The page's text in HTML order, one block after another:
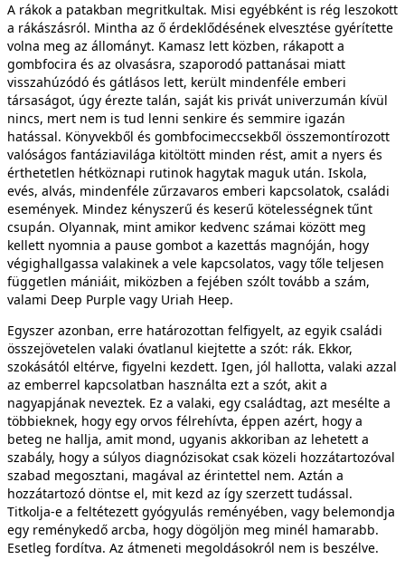
A rákok a patakban megritkultak. Misi egyébként is rég leszokott
a rákászásról. Mintha az ő érdeklődésének elvesztése gyérítette
volna meg az állományt. Kamasz lett közben, rákapott a
gombfocira és az olvasásra, szaporodó pattanásai miatt
visszahúzódó és gátlásos lett, került mindenféle emberi
társaságot, úgy érezte talán, saját kis privát univerzumán kívül
nincs, mert nem is tud lenni senkire és semmire igazán
hatással. Könyvekből és gombfocimeccsekből összemontírozott
valóságos fantáziavilága kitöltött minden rést, amit a nyers és
érthetetlen hétköznapi rutinok hagytak maguk után. Iskola,
evés, alvás, mindenféle zűrzavaros emberi kapcsolatok, családi
események. Mindez kényszerű és keserű kötelességnek tűnt
csupán. Olyannak, mint amikor kedvenc számai között meg
kellett nyomnia a pause gombot a kazettás magnóján, hogy
végighallgassa valakinek a vele kapcsolatos, vagy tőle teljesen
független mániáit, miközben a fejében szólt tovább a szám,
valami Deep Purple vagy Uriah Heep.
Egyszer azonban, erre határozottan felfigyelt, az egyik családi
összejövetelen valaki óvatlanul kiejtette a szót: rák. Ekkor,
szokásától eltérve, figyelni kezdett. Igen, jól hallotta, valaki azzal
az emberrel kapcsolatban használta ezt a szót, akit a
nagyapjának neveztek. Ez a valaki, egy családtag, azt mesélte a
többieknek, hogy egy orvos félrehívta, éppen azért, hogy a
beteg ne hallja, amit mond, ugyanis akkoriban az lehetett a
szabály, hogy a súlyos diagnózisokat csak közeli hozzátartozóval
szabad megosztani, magával az érintettel nem. Aztán a
hozzátartozó döntse el, mit kezd az így szerzett tudással.
Titkolja-e a feltétezett gyógyulás reményében, vagy belemondja
egy reménykedő arcba, hogy dögöljön meg minél hamarabb.
Esetleg fordítva. Az átmeneti megoldásokról nem is beszélve.